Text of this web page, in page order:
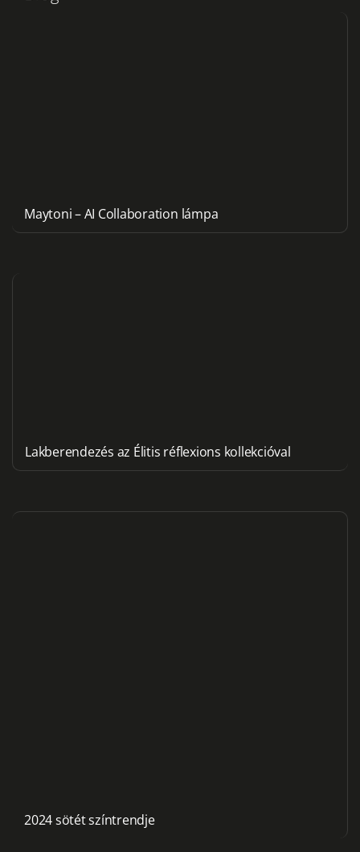
Maytoni – AI Collaboration lámpa
Lakberendezés az Élitis réflexions kollekcióval
2024 sötét színtrendje